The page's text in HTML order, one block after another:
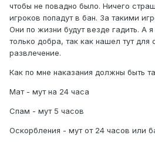
чтобы не повадно было. Ничего
игроков попадут в бан. За такими
Они по жизни будут везде гадить. А я
только добра, так как нашел тут для
развлечение.
Как по мне наказания должны быть
Мат - мут на 24 часа
Спам - мут 5 часов
Оскорбления - мут от 24 часов или